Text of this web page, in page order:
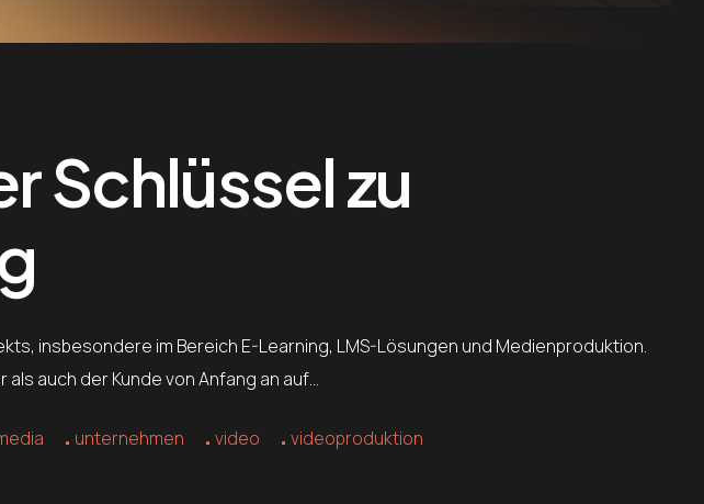
Schlüssel zu
insbesondere im Bereich E-Learning, LMS-Lösungen und Medienproduktion.
auch der Kunde von Anfang an auf…
unternehmen video videoproduktion